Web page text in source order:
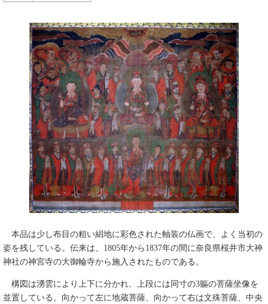
本品は少し布目の粗い絹地に彩色された軸装の仏画で、よく当初の
姿を残している。伝来は、1805年から1837年の間に奈良県桜井市大神
神社の神宮寺の大御輪寺から施入されたものである。
構図は湧雲により上下に分かれ、上段には同寸の3軀の菩薩坐像を
並置している。向かって左に地蔵菩薩、向かって右は文殊菩薩、中央